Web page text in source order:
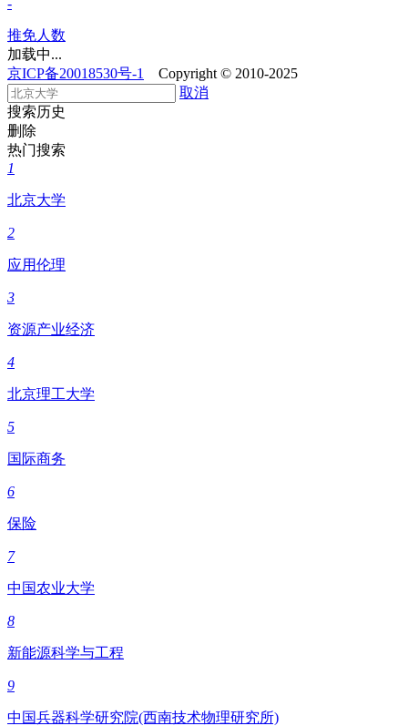
-
推免人数
加载中...
京ICP备20018530号-1
Copyright © 2010-2025
取消
搜索历史
删除
热门搜索
1
北京大学
2
应用伦理
3
资源产业经济
4
北京理工大学
5
国际商务
6
保险
7
中国农业大学
8
新能源科学与工程
9
中国兵器科学研究院(西南技术物理研究所)